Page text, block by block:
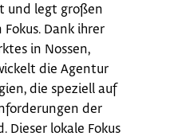
und legt großen
Dank ihrer
in Nossen,
die Agentur
die speziell auf
der
Dieser lokale Fokus